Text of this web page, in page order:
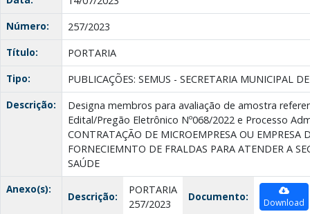
Número:
257/2023
Título:
PORTARIA
Tipo:
PUBLICAÇÕES: SEMUS - SECRETARIA MUNICIPAL
Descrição:
Designa membros para avaliação de amostra
Edital/Pregão Eletrônico Nº068/2022 e Processo
CONTRATAÇÃO DE MICROEMPRESA OU EMPRESA
FORNECIEMNTO DE FRALDAS PARA ATENDER A
SAÚDE
Anexo(s):
Descrição:
PORTARIA
257/2023
Documento: Download